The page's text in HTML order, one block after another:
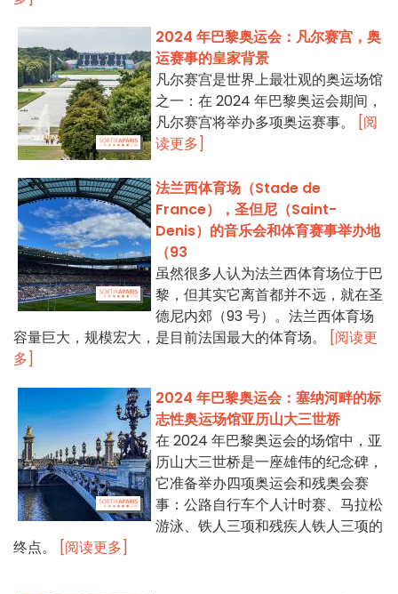
2024 年巴黎奥运会：凡尔赛宫，奥
运赛事的皇家背景
凡尔赛宫是世界上最壮观的奥运场馆
之一：在 2024 年巴黎奥运会期间，
凡尔赛宫将举办多项奥运赛事。
[阅
读更多]
法兰西体育场（Stade de
France），圣但尼（Saint-
Denis）的音乐会和体育赛事举办地
（93
虽然很多人认为法兰西体育场位于巴
黎，但其实它离首都并不远，就在圣
德尼内郊（93 号）。法兰西体育场
容量巨大，规模宏大，是目前法国最大的体育场。
[阅读更
多]
2024 年巴黎奥运会：塞纳河畔的标
志性奥运场馆亚历山大三世桥
在 2024 年巴黎奥运会的场馆中，亚
历山大三世桥是一座雄伟的纪念碑，
它准备举办四项奥运会和残奥会赛
事：公路自行车个人计时赛、马拉松
游泳、铁人三项和残疾人铁人三项的
终点。
[阅读更多]